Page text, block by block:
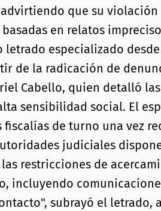
que su
en relatos
letrado especializado
de la radicación de
Cabello, quien detalló
sensibilidad social. El
de turno una vez
judiciales
las restricciones de
incluyendo
subrayó el